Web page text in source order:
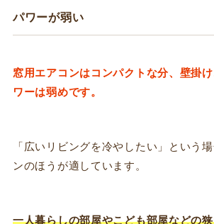
パワーが弱い
窓用エアコンはコンパクトな分、壁掛
ワーは弱めです。
「広いリビングを冷やしたい」という
ンのほうが適しています。
一人暮らしの部屋やこども部屋などの